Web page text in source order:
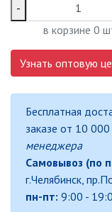
-
в корзине 0
Узнать оптовую
Бесплатная
заказе от 10 000
менеджера
Самовывоз (по
г.Челябинск,
пн-пт: 9:00 -